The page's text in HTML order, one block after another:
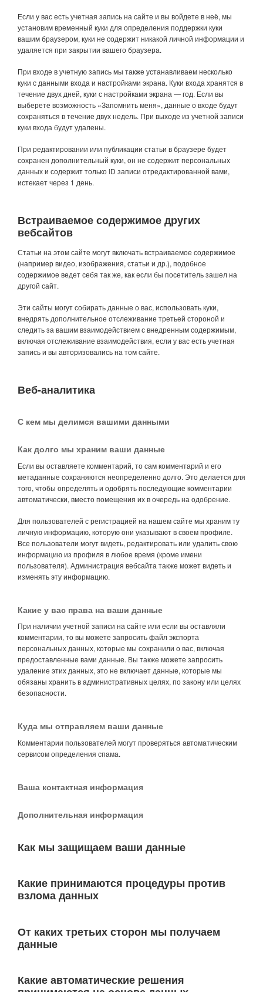
Если у вас есть учетная запись на сайте и вы войдете в неё, мы
установим временный куки для определения поддержки куки
вашим браузером, куки не содержит никакой личной информации и
удаляется при закрытии вашего браузера.
При входе в учетную запись мы также устанавливаем несколько
куки с данными входа и настройками экрана. Куки входа хранятся в
течение двух дней, куки с настройками экрана — год. Если вы
выберете возможность «Запомнить меня», данные о входе будут
сохраняться в течение двух недель. При выходе из учетной записи
куки входа будут удалены.
При редактировании или публикации статьи в браузере будет
сохранен дополнительный куки, он не содержит персональных
данных и содержит только ID записи отредактированной вами,
истекает через 1 день.
Встраиваемое содержимое других
вебсайтов
Статьи на этом сайте могут включать встраиваемое содержимое
(например видео, изображения, статьи и др.), подобное
содержимое ведет себя так же, как если бы посетитель зашел на
другой сайт.
Эти сайты могут собирать данные о вас, использовать куки,
внедрять дополнительное отслеживание третьей стороной и
следить за вашим взаимодействием с внедренным содержимым,
включая отслеживание взаимодействия, если у вас есть учетная
запись и вы авторизовались на том сайте.
Веб-аналитика
С кем мы делимся вашими данными
Как долго мы храним ваши данные
Если вы оставляете комментарий, то сам комментарий и его
метаданные сохраняются неопределенно долго. Это делается для
того, чтобы определять и одобрять последующие комментарии
автоматически, вместо помещения их в очередь на одобрение.
Для пользователей с регистрацией на нашем сайте мы храним ту
личную информацию, которую они указывают в своем профиле.
Все пользователи могут видеть, редактировать или удалить свою
информацию из профиля в любое время (кроме имени
пользователя). Администрация вебсайта также может видеть и
изменять эту информацию.
Какие у вас права на ваши данные
При наличии учетной записи на сайте или если вы оставляли
комментарии, то вы можете запросить файл экспорта
персональных данных, которые мы сохранили о вас, включая
предоставленные вами данные. Вы также можете запросить
удаление этих данных, это не включает данные, которые мы
обязаны хранить в административных целях, по закону или целях
безопасности.
Куда мы отправляем ваши данные
Комментарии пользователей могут проверяться автоматическим
сервисом определения спама.
Ваша контактная информация
Дополнительная информация
Как мы защищаем ваши данные
Какие принимаются процедуры против
взлома данных
От каких третьих сторон мы получаем
данные
Какие автоматические решения